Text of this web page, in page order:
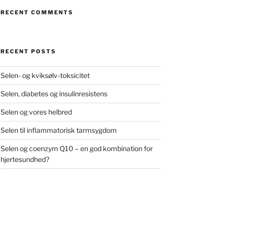
RECENT COMMENTS
RECENT POSTS
Selen- og kviksølv-toksicitet
Selen, diabetes og insulinresistens
Selen og vores helbred
Selen til inflammatorisk tarmsygdom
Selen og coenzym Q10 – en god kombination for
hjertesundhed?